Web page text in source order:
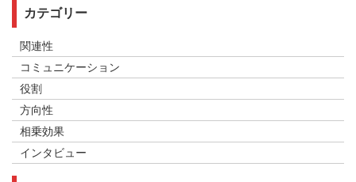
カテゴリー
関連性
コミュニケーション
役割
方向性
相乗効果
インタビュー